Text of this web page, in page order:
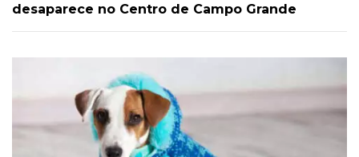
desaparece no Centro de Campo Grande